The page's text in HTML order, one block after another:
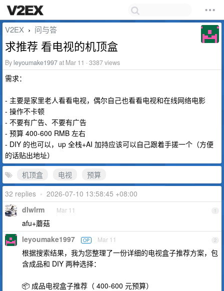
V2EX › 问与答
求推荐 看电视的机顶盒
By leyoumake1997at Mar 11 · 3387 views
需求：
- 主要是家里老人看看电视，偶尔自己也看看电视和在线网络电影
- 操作不卡顿
- 不要有广告、不要有广告
- 预算 400-600 RMB 左右
- DIY 的也可以，up 全栈+AI 加持应该可以自己跟着手搓一个（方便
的话贴出地址）
机顶盒
电视
预算
32 replies • 2026-07-10 13:58:45 +08:00
1
dlwlrm Mar 11
afu+蘑菇
2
leyoumake1997 OP Mar 11
根据搜索结果，我为您整理了一份详细的电视盒子推荐方案，包
含成品和 DIY 两种选择：
📦 成品电视盒子推荐（ 400-600 元预算）